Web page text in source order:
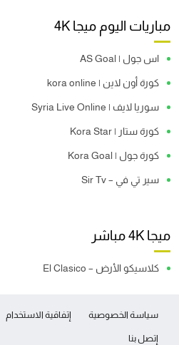
مباريات اليوم ميجا 4K
اس جول | AS Goal
كورة أون لاين | kora online
سوريا لايف | Syria Live Online
كورة ستار | Kora Star
كورة جول | Kora Goal
سير تي في – Sir Tv
ميجا 4K مباشر
كلاسيكو الأرض – El Clasico
سياسة الخصوصية إتفاقية الاستخدام
إتصل بنا